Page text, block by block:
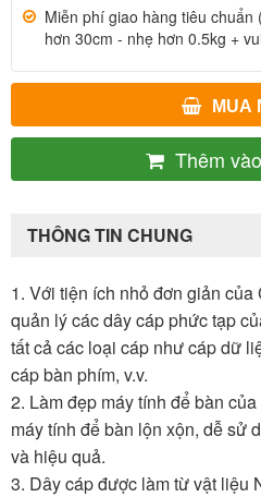
Miễn phí giao hàng tiêu
hơn 30cm - nhẹ hơn 0.5kg +
MUA
Thêm
THÔNG TIN CHUNG
1. Với tiện ích nhỏ đơn giản
quản lý các dây cáp phức tạp
tất cả các loại cáp như cáp dữ
cáp bàn phím, v.v.
2. Làm đẹp máy tính để bàn
máy tính để bàn lộn xộn, dễ sử
và hiệu quả.
3. Dây cáp được làm từ vật liệu